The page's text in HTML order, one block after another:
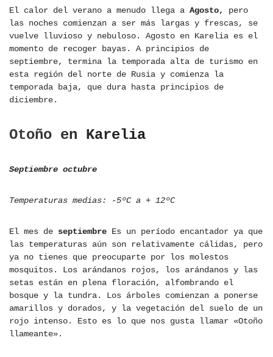
El calor del verano a menudo llega a Agosto,
pero
las noches comienzan a ser más largas y frescas, se
vuelve lluvioso y nebuloso. Agosto en Karelia es el
momento de recoger bayas. A principios de
septiembre, termina la temporada alta de turismo en
esta región del norte de Rusia y comienza la
temporada baja, que dura hasta principios de
diciembre.
Otoño en Karelia
Septiembre octubre
Temperaturas medias: -5ºC a + 12ºC
El mes de septiembre Es un período encantador ya que
las temperaturas aún son relativamente cálidas, pero
ya no tienes que preocuparte por los molestos
mosquitos. Los arándanos rojos, los arándanos y las
setas están en plena floración, alfombrando el
bosque y la tundra. Los árboles comienzan a ponerse
amarillos y dorados, y la vegetación del suelo de un
rojo intenso. Esto es lo que nos gusta llamar «Otoño
llameante».